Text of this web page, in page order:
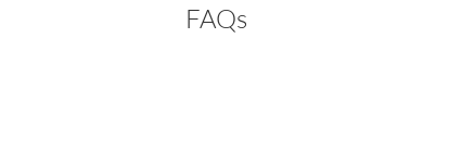
FAQs